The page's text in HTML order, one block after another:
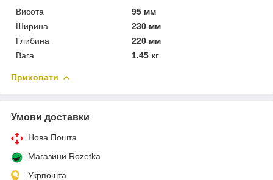
Висота
95 мм
Ширина
230 мм
Глибина
220 мм
Вага
1.45 кг
Приховати
Умови доставки
Нова Пошта
Магазини Rozetka
Укрпошта